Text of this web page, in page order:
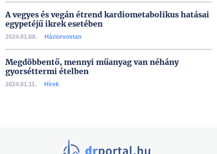
A vegyes és vegán étrend kardiometabolikus hatásai
egypetéjű ikrek esetében
2024.01.08. Háziorvostan
Megdöbbentő, mennyi műanyag van néhány
gyorséttermi ételben
2024.01.11. Hírek